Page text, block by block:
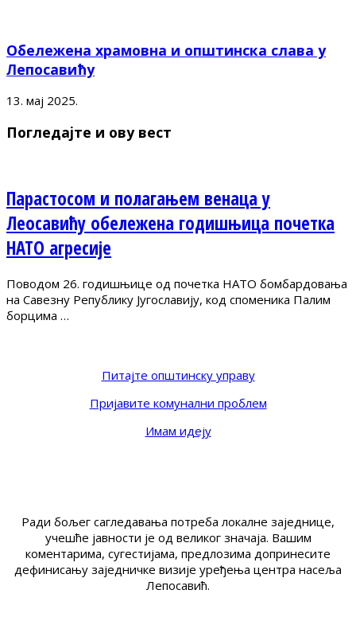
Обележена храмовна и општинска слава у
Лепосавићу
13. мај 2025.
Погледајте и ову вест
Парастосом и полагањем венаца у
Леосавићу обележена годишњица почетка
НАТО агресије
Поводом 26. годишњице од почетка НАТО бомбардовања
на Савезну Републику Југославију, код споменика Палим
борцима …
Питајте општинску управу
Пријавите комунални проблем
Имам идеју
Ради бољег сагледавања потреба локалне заједнице,
учешће јавности је од великог значаја. Вашим
коментарима, сугестијама, предлозима допринесите
дефинисању заједничке визије уређења центра насеља
Лепосавић.